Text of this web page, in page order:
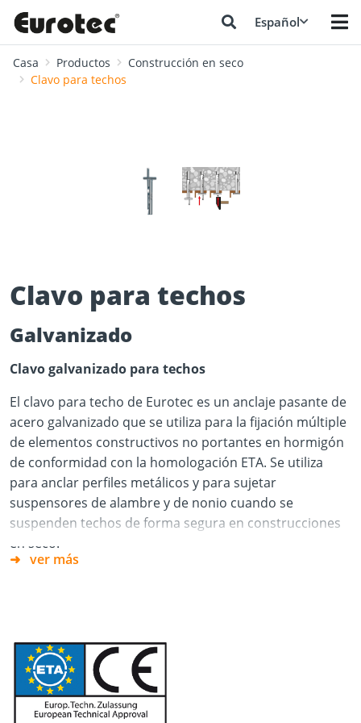
Español
Casa Productos
Construcción en seco
Clavo para techos
Clavo para techos
Galvanizado
Clavo galvanizado para techos
El clavo para techo de Eurotec es un anclaje pasante de
acero galvanizado que se utiliza para la fijación múltiple
de elementos constructivos no portantes en hormigón
de conformidad con la homologación ETA. Se utiliza
para anclar perfiles metálicos y para sujetar
suspensores de alambre y de nonio cuando se
suspenden techos de forma segura en construcciones
en seco.
sencillo ahorra tiempo, ya que el anclaje se introduce
directamente en el orificio con un martillo, sin
necesidad de herramientas adicionales.
ver más